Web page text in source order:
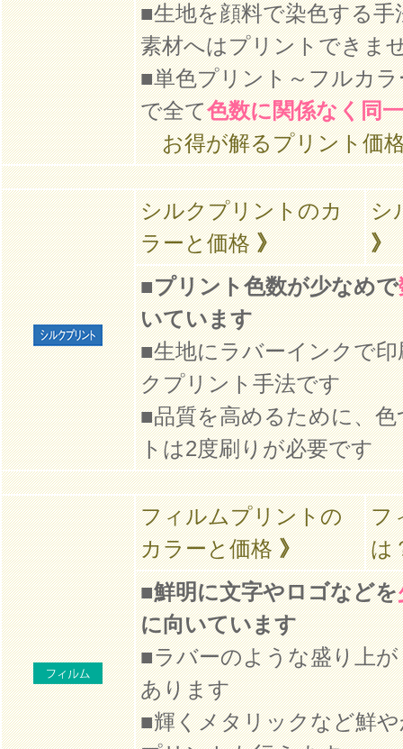
■生地を顔料で染色する
素材へはプリントできま
■単色プリント～フルカ
で全て色数に関係なく同
お得が解るプリント価
シルクプリントのカ
ラーと価格》
シ
》
■プリント色数が少なめで
いています
■生地にラバーインクで
クプリント手法です
■品質を高めるために、
トは2度刷りが必要です
フィルムプリントの
カラーと価格》
フ
は
■鮮明に文字やロゴなどを
に向いています
■ラバーのような盛り上
あります
■輝くメタリックなど鮮